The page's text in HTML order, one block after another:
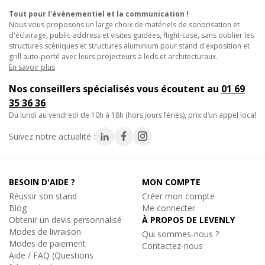
Tout pour l'évènementiel et la communication !
Nous vous proposons un large choix de matériels de sonorisation et
d'éclairage, public-address et visites guidées, flight-case, sans oublier les
structures scéniques et structures aluminium pour stand d'exposition et
grill auto-porté avec leurs projecteurs à leds et architecturaux.
En savoir plus
Nos conseillers spécialisés vous écoutent au 01 69
35 36 36
du lundi au vendredi de 10h à 18h (hors jours fériés), prix d’un appel local
Suivez notre actualité :
BESOIN D'AIDE ?
Réussir son stand
Blog
Obtenir un devis personnalisé
Modes de livraison
Modes de paiement
Aide / FAQ (Questions
MON COMPTE
Créer mon compte
Me connecter
À PROPOS DE LEVENLY
Qui sommes-nous ?
Contactez-nous